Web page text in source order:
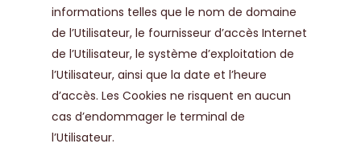
informations telles que le nom de domaine
de l’Utilisateur, le fournisseur d’accès Internet
de l’Utilisateur, le système d’exploitation de
l’Utilisateur, ainsi que la date et l’heure
d’accès. Les Cookies ne risquent en aucun
cas d’endommager le terminal de
l’Utilisateur.